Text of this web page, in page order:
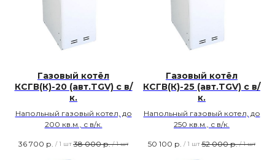
Газовый котёл
КСГВ(К)-20 (авт.TGV) с в/
к.
Напольный газовый котел, до
200 кв.м., с в/к.
36 700 р. / 1 шт 38 000 р. / 1 шт
Газовый котёл
КСГВ(К)-25 (авт.TGV) с в/
к.
Напольный газовый котел, до
250 кв.м., с в/к.
50 100 р. / 1 шт 52 000 р. / 1 шт